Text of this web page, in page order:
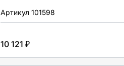
Артикул 101598
10 121 ₽